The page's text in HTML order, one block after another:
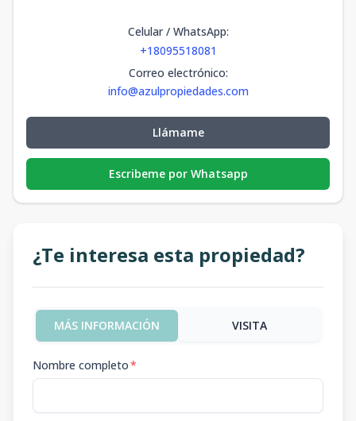
Celular / WhatsApp:
+18095518081
Correo electrónico:
info@azulpropiedades.com
Llámame
Escribeme por Whatsapp
¿Te interesa esta propiedad?
MÁS INFORMACIÓN VISITA
Nombre completo*